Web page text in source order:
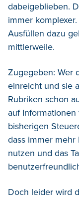
dabeigeblieben.
immer
Ausfüllen dazu
mittlerweile.
Zugegeben: Wer
einreicht und sie
Rubriken schon
auf
bisherigen
dass immer
nutzen und das
Doch leider wird